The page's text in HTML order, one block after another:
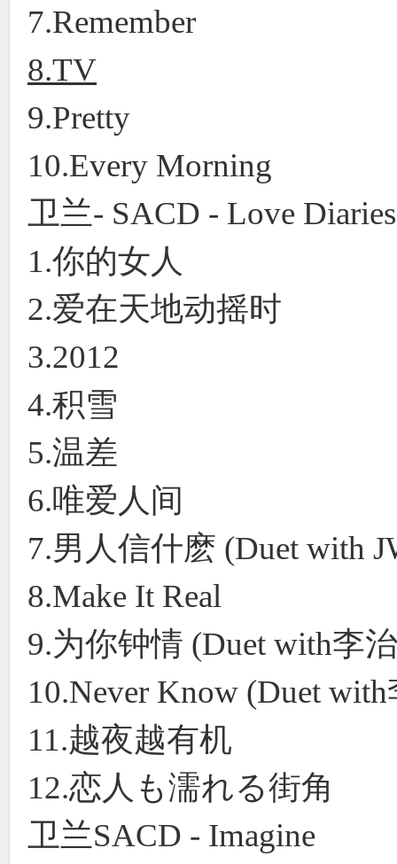
7.Remember
8.TV
9.Pretty
10.Every Morning
卫兰- SACD - Love Diaries
1.你的女人
2.爱在天地动摇时
3.2012
4.积雪
5.温差
6.唯爱人间
7.男人信什麽 (Duet
8.Make It Real
9.为你钟情 (Duet with
10.Never Know (Duet
11.越夜越有机
12.恋人も濡れる街角
卫兰SACD - Imagine